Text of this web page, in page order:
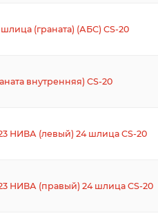
(граната) (АБС) CS-20
внутренняя) CS-20
НИВА (левый) 24 шлица CS-20
НИВА (правый) 24 шлица CS-20